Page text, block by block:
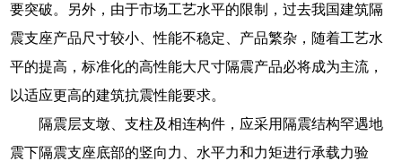
要突破。另外，由于市场工艺水平的限制，过去我国建筑隔
震支座产品尺寸较小、性能不稳定、产品繁杂，随着工艺水
平的提高，标准化的高性能大尺寸隔震产品必将成为主流，
以适应更高的建筑抗震性能要求。
隔震层支墩、支柱及相连构件，应采用隔震结构罕遇地
震下隔震支座底部的竖向力、水平力和力矩进行承载力验